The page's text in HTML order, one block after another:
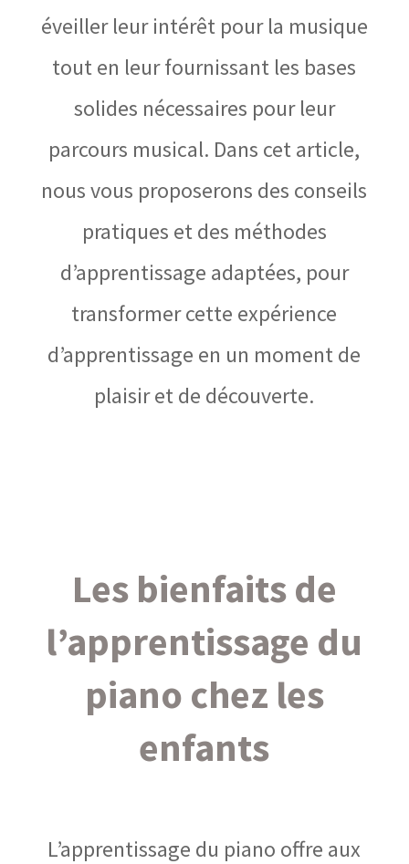
éveiller leur intérêt pour la musique
tout en leur fournissant les bases
solides nécessaires pour leur
parcours musical. Dans cet article,
nous vous proposerons des conseils
pratiques et des méthodes
d’apprentissage adaptées, pour
transformer cette expérience
d’apprentissage en un moment de
plaisir et de découverte.
Les bienfaits de
l’apprentissage du
piano chez les
enfants
L’apprentissage du piano offre aux